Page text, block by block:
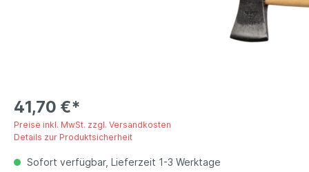
41,70 €*
Preise inkl. MwSt. zzgl. Versandkosten
Details zur Produktsicherheit
Sofort verfügbar, Lieferzeit 1-3 Werktage